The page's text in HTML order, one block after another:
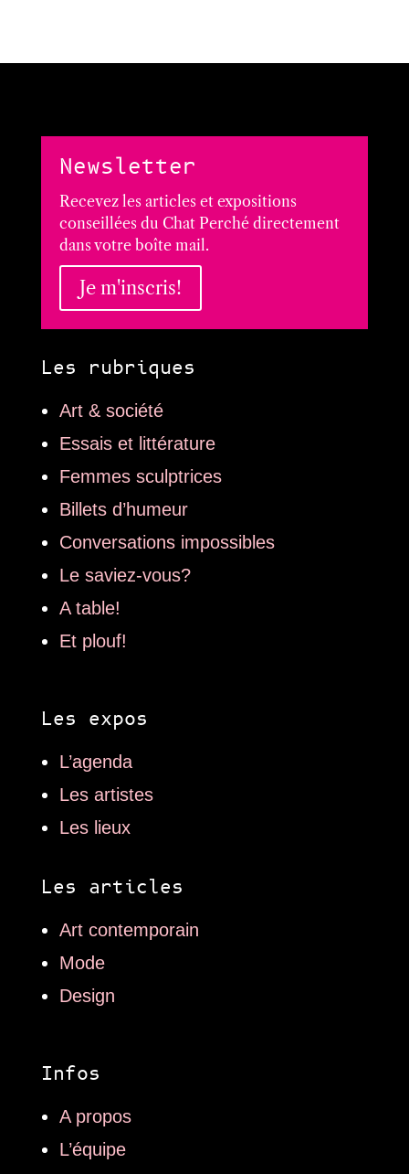
Newsletter
Recevez les articles et expositions
conseillées du Chat Perché directement
dans votre boîte mail.
Je m'inscris!
Les rubriques
Art & société
Essais et littérature
Femmes sculptrices
Billets d’humeur
Conversations impossibles
Le saviez-vous?
A table!
Et plouf!
Les expos
L’agenda
Les artistes
Les lieux
Les articles
Art contemporain
Mode
Design
Infos
A propos
L’équipe